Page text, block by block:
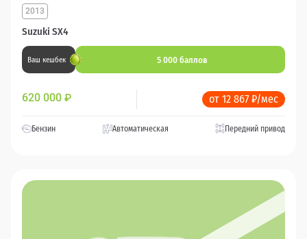
Suzuki SX4
2013
Ваш кешбек 5 000 баллов
620 000 ₽ от 12 867 ₽/мес
Бензин Автоматическая Передний привод